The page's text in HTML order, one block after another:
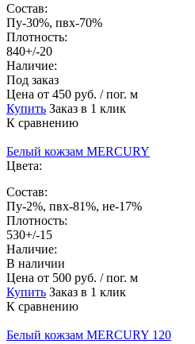
Состав:
Пу-30%, пвх-70%
Плотность:
840+/-20
Наличие:
Под заказ
Цена от 450 руб. / пог. м
Купить Заказ в 1 клик
К сравнению
Белый кожзам MERCURY
Цвета:
Состав:
Пу-2%, пвх-81%, не-17%
Плотность:
530+/-15
Наличие:
В наличии
Цена от 500 руб. / пог. м
Купить Заказ в 1 клик
К сравнению
Белый кожзам MERCURY 120